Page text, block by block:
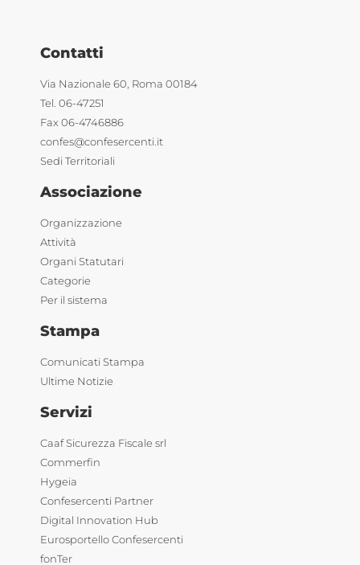
Contatti
Via Nazionale 60, Roma 00184
Tel. 06-47251
Fax 06-4746886
confes@confesercenti.it
Sedi Territoriali
Associazione
Organizzazione
Attività
Organi Statutari
Categorie
Per il sistema
Stampa
Comunicati Stampa
Ultime Notizie
Servizi
Caaf Sicurezza Fiscale srl
Commerfin
Hygeia
Confesercenti Partner
Digital Innovation Hub
Eurosportello Confesercenti
fonTer